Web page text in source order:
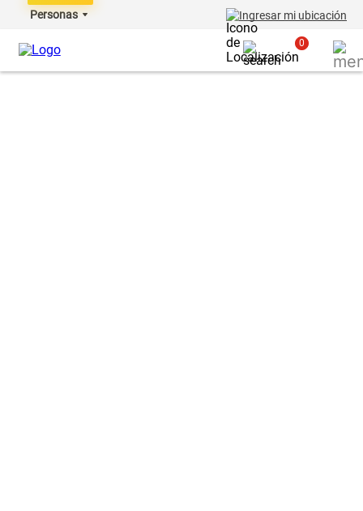
Personas Ingresar mi ubicación
0